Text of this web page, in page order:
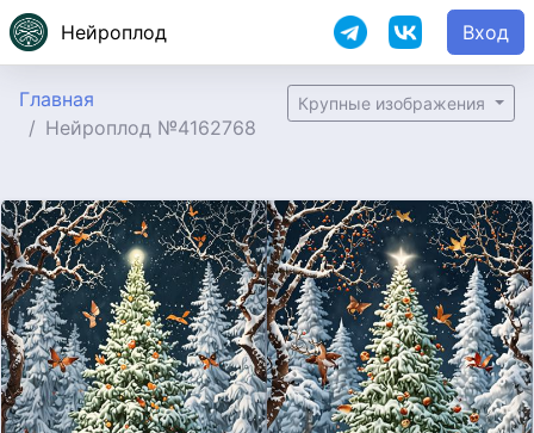
Нейроплод Вход
Главная
Нейроплод №4162768
Крупные изображения